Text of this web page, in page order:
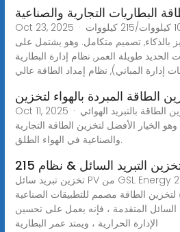
البطاريات التجارية والصناعية
Oct 23, 2025 · نظام التبريد السائل بقدرة 100 كيلووات/215 كيلووات
بالذكاء, تصميم متكامل. وهو يشتمل على
طويلة العمر, نظام إدارة البطارية
إدارة المباني), نظام إمداد الطاقة عالي
الطاقة المبردة بالهواء لتخزين
Oct 11, 2025 · نظام تخزين الطاقة بالتبريد الهوائي EVB 115kWh،
الخيار الأفضل لتخزين الطاقة التجارية
والصناعية في الهواء الطلق.
تخزين التبريد السائل & نظام
تخزين تبريد سائل PV من GSL Energy 215KWH & نظام الشحن هو
لتخزين الطاقة مصمم للتطبيقات الصناعية
السائل المتقدمة ، فإنه يعمل على تحسين
الإدارة الحرارية ، ويمتد عمر البطارية